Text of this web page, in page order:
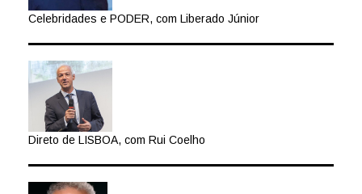
Celebridades e PODER, com Liberado Júnior
Direto de LISBOA, com Rui Coelho